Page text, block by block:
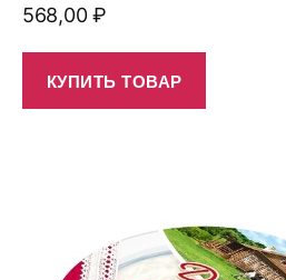
568,00₽
КУПИТЬ ТОВАР